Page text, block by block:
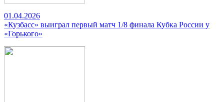
01.04.2026
«Кузбасс» выиграл первый матч 1/8 финала Кубка России у
«Горького»